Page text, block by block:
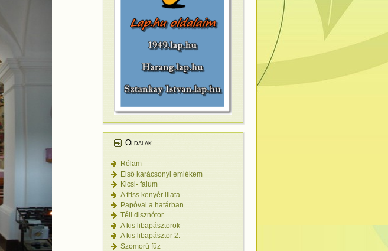
Oldalak
Rólam
Első karácsonyi emlékem
Kicsi- falum
A friss kenyér illata
Papóval a határban
Téli disznótor
A kis libapásztorok
A kis libapásztor 2.
Szomorú fűz